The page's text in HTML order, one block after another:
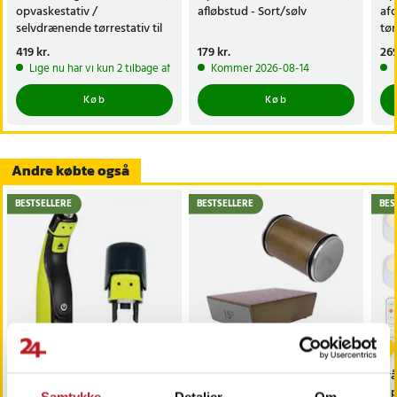
opvaskestativ /
selvdrænende tørrestativ til
opvask i rustfrit stål
Pris:419 kr.
419 kr.
Lige nu har vi kun 2 tilbage af dette produkt
Køb
afløbstud - Sort/sølv
Pris:179 kr.
179 kr.
Kommer 2026-08-14
Køb
Andre købte også
BESTSELLERE
næsehår til Philips
BESTSELLERE
magnetisk slibestøtte /